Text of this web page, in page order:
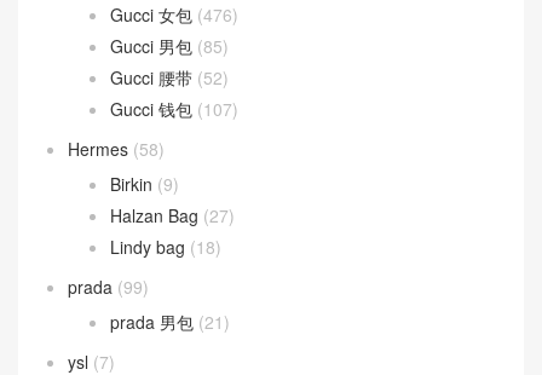
Gucci 女包 (476)
Gucci 男包 (85)
Gucci 腰带 (52)
Gucci 钱包 (107)
Hermes (58)
Birkin (9)
Halzan Bag (27)
Lindy bag (18)
prada (99)
prada 男包 (21)
ysl (7)